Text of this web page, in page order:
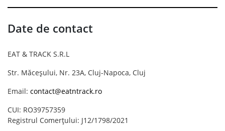
Date de contact
EAT & TRACK S.R.L
Str. Măceșului, Nr. 23A, Cluj-Napoca, Cluj
Email: contact@eatntrack.ro
CUI: RO39757359
Registrul Comerțului: J12/1798/2021